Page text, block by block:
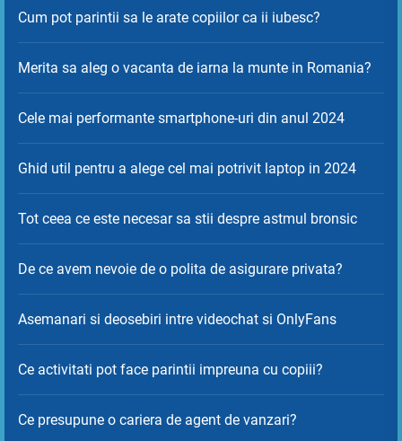
Cum pot parintii sa le arate copiilor ca ii iubesc?
Merita sa aleg o vacanta de iarna la munte in Romania?
Cele mai performante smartphone-uri din anul 2024
Ghid util pentru a alege cel mai potrivit laptop in 2024
Tot ceea ce este necesar sa stii despre astmul bronsic
De ce avem nevoie de o polita de asigurare privata?
Asemanari si deosebiri intre videochat si OnlyFans
Ce activitati pot face parintii impreuna cu copiii?
Ce presupune o cariera de agent de vanzari?